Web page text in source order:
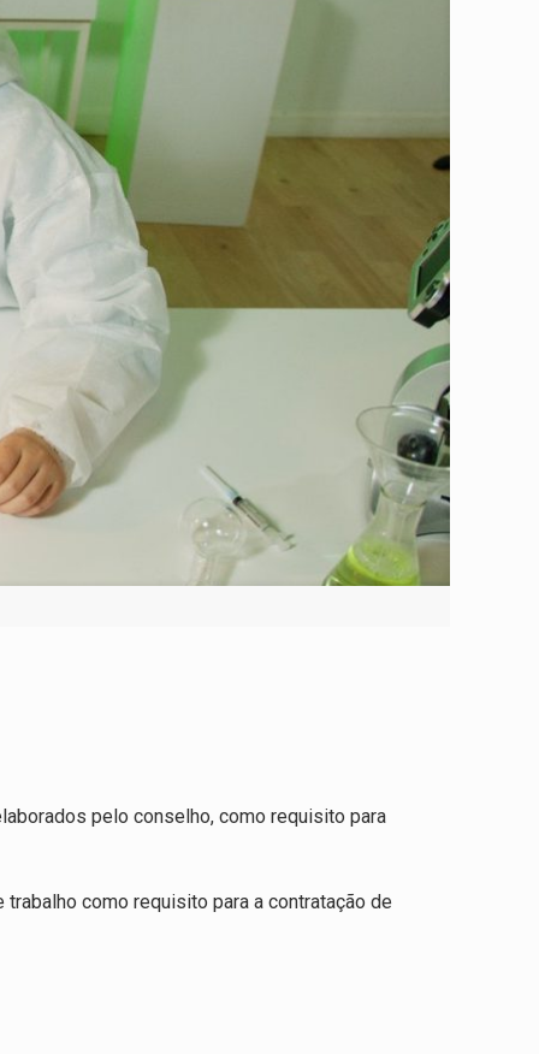
pelo conselho, como requisito para
trabalho como requisito para a contratação de